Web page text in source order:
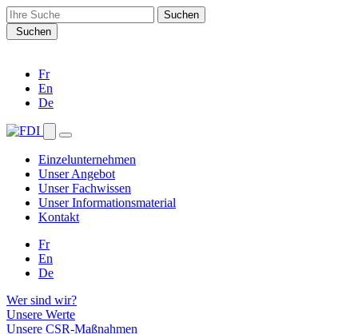
Search
for:Suchen
Fr
En
De
Einzelunternehmen
Unser Angebot
Unser Fachwissen
Unser Informationsmaterial
Kontakt
Fr
En
De
Wer sind wir?
Unsere Werte
Unsere CSR-Maßnahmen